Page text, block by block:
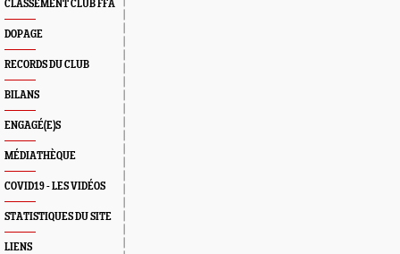
CLASSEMENT CLUB FFA
DOPAGE
RECORDS DU CLUB
BILANS
ENGAGÉ(E)S
MÉDIATHÈQUE
COVID19 - LES VIDÉOS
STATISTIQUES DU SITE
LIENS